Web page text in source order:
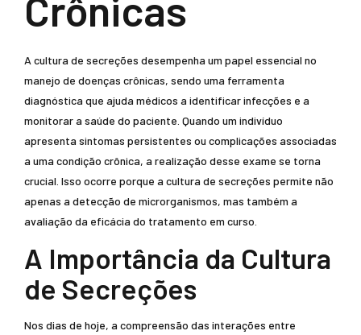
A cultura de secreções desempenha um papel essencial no
manejo de doenças crônicas, sendo uma ferramenta
diagnóstica que ajuda médicos a identificar infecções e a
monitorar a saúde do paciente. Quando um indivíduo
apresenta sintomas persistentes ou complicações associadas
a uma condição crônica, a realização desse exame se torna
crucial. Isso ocorre porque a cultura de secreções permite não
apenas a detecção de microrganismos, mas também a
avaliação da eficácia do tratamento em curso.
A Importância da Cultura
de Secreções
Nos dias de hoje, a compreensão das interações entre